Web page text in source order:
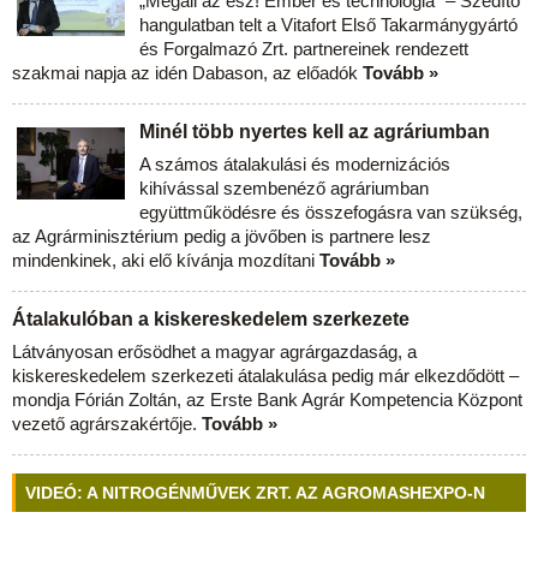
hangulatban telt a Vitafort Első Takarmánygyártó
és Forgalmazó Zrt. partnereinek rendezett
szakmai napja az idén Dabason, az előadók Tovább »
Minél több nyertes kell az agráriumban
A számos átalakulási és modernizációs
kihívással szembenéző agráriumban
együttműködésre és összefogásra van szükség,
az Agrárminisztérium pedig a jövőben is partnere lesz
mindenkinek, aki elő kívánja mozdítani Tovább »
Átalakulóban a kiskereskedelem szerkezete
Látványosan erősödhet a magyar agrárgazdaság, a
kiskereskedelem szerkezeti átalakulása pedig már elkezdődött –
mondja Fórián Zoltán, az Erste Bank Agrár Kompetencia Központ
vezető agrárszakértője. Tovább »
VIDEÓ: A NITROGÉNMŰVEK ZRT. AZ AGROMASHEXPO-N